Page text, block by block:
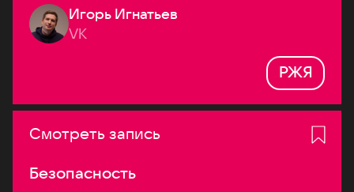
Игорь Игнатьев
VK
РЖЯ
Смотреть запись
Безопасность